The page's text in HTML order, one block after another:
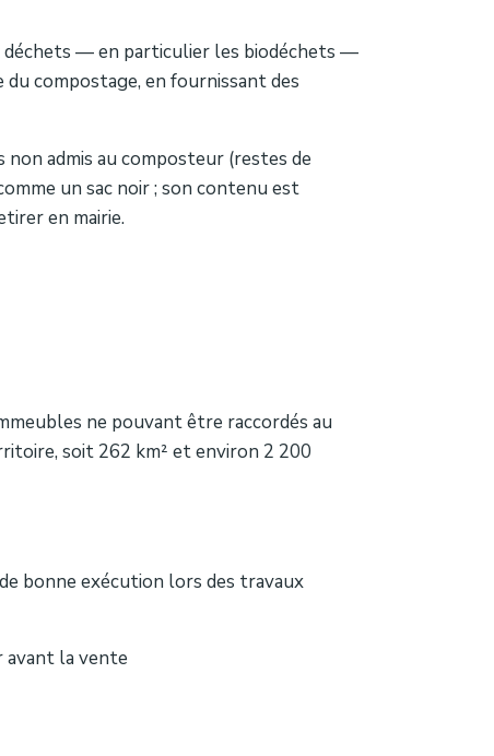
déchets — en particulier les biodéchets —
compostage, en fournissant des
admis au composteur (restes de
un sac noir ; son contenu est
en mairie.
ne pouvant être raccordés au
soit 262 km² et environ 2 200
bonne exécution lors des travaux
avant la vente